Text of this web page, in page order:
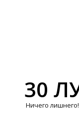
30
Ничего